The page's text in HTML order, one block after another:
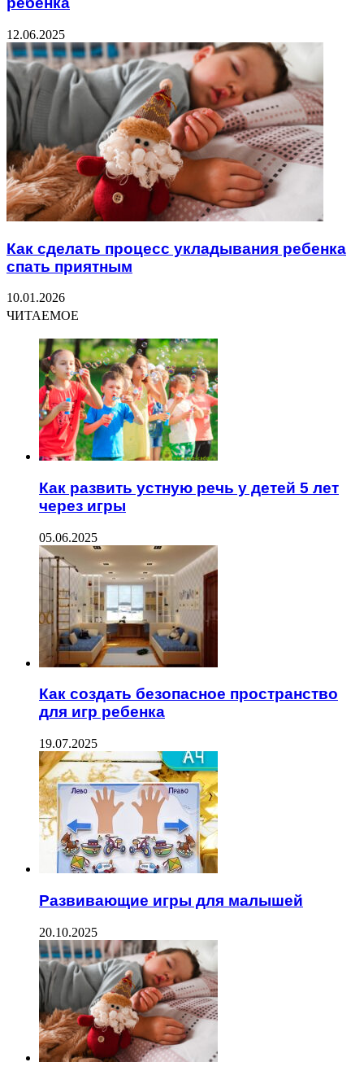
12.06.2025
Как сделать процесс укладывания ребенка
спать приятным
10.01.2026
ЧИТАЕМОЕ
Как развить устную речь у детей 5 лет
через игры
05.06.2025
Как создать безопасное пространство
для игр ребенка
19.07.2025
Развивающие игры для малышей
20.10.2025